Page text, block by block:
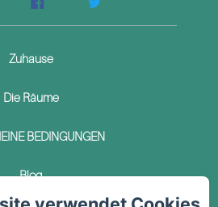
Zuhause
Die Räume
BEDINGUNGEN
Blog